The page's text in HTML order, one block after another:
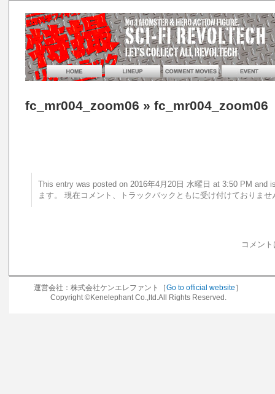
fc_mr004_zoom06 » fc_mr004_zoom06
This entry was posted on 2016年4月20日 水曜日 at 3:50 PM
ます。 現在コメント、トラックバックともに受け付けておりませ
コメン
運営会社：株式会社ケンエレファント［Go to official website ］
Copyright ©Kenelephant Co.,ltd.All Rights Reserved.